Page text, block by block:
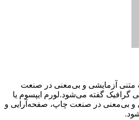
متنی آزمایشی و بی‌معنی در صنعت
گرافیک گفته می‌شود.لورم ایپسوم یا
و بی‌معنی در صنعت چاپ، صفحه‌آرایی و